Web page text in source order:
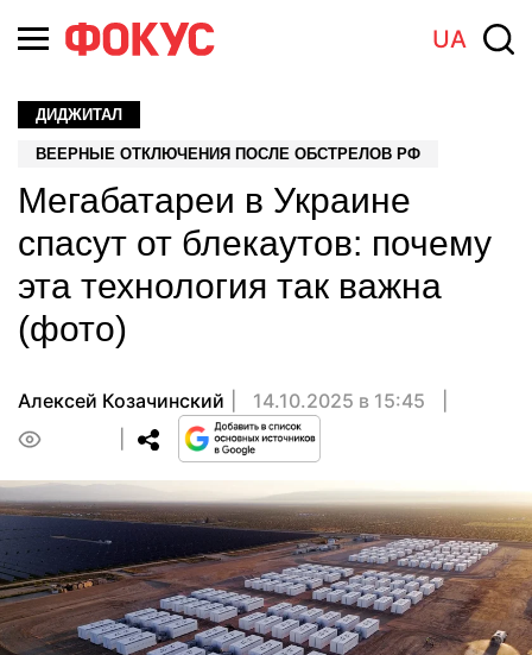
UA
ДИДЖИТАЛ
ВЕЕРНЫЕ ОТКЛЮЧЕНИЯ ПОСЛЕ ОБСТРЕЛОВ РФ
Мегабатареи в Украине
спасут от блекаутов: почему
эта технология так важна
(фото)
Алексей Козачинский
14.10.2025 в 15:45